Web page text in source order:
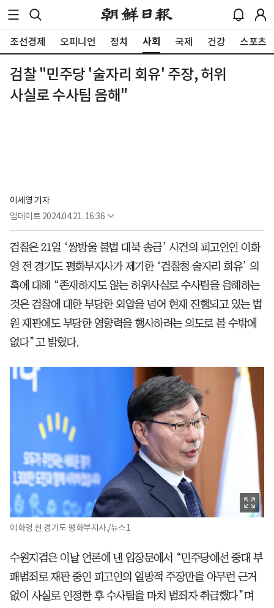
조선경제 오피니언 정치 사회 국제 건강 스포츠
검찰 "민주당 '술자리 회유' 주장, 허위
사실로 수사팀 음해"
이세영 기자
업데이트 2024.04.21. 16:36
검찰은 21일 ‘쌍방울 불법 대북 송금’ 사건의 피고인인 이화
영 전 경기도 평화부지사가 제기한 ‘검찰청 술자리 회유’ 의
혹에 대해 “존재하지도 않는 허위사실로 수사팀을 음해하는
것은 검찰에 대한 부당한 외압을 넘어 현재 진행되고 있는 법
원 재판에도 부당한 영향력을 행사하려는 의도로 볼 수밖에
없다”고 밝혔다.
이화영 전 경기도 평화부지사./뉴스1
수원지검은 이날 언론에 낸 입장문에서 “민주당에선 중대 부
패범죄로 재판 중인 피고인의 일방적 주장만을 아무런 근거
없이 사실로 인정한 후 수사팀을 마치 범죄자 취급했다”며